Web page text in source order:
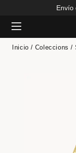
Envío
Inicio Coleccions
Added to